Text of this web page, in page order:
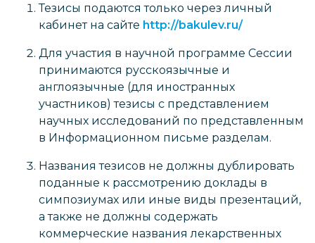
Тезисы подаются только через личный
кабинет на сайте http://bakulev.ru/
Для участия в научной программе Сессии
принимаются русскоязычные и
англоязычные (для иностранных
участников) тезисы с представлением
научных исследований по представленным
в Информационном письме разделам.
Названия тезисов не должны дублировать
поданные к рассмотрению доклады в
симпозиумах или иные виды презентаций,
а также не должны содержать
коммерческие названия лекарственных